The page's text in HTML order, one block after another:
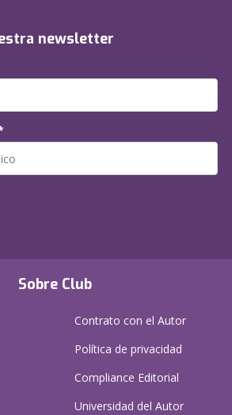
Sobre Club
Contrato con el Autor
Política de privacidad
Compliance Editorial
Universidad del Autor
newsletter